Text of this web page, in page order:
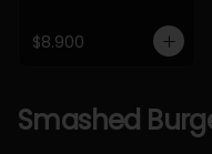
$8.900
Smashed